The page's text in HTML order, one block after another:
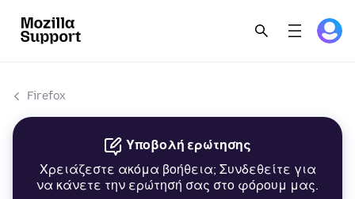
Firefox
Υποβολή ερώτησης
Χρειάζεστε ακόμα βοήθεια; Συνδεθείτε για
να κάνετε την ερώτησή σας στο φόρουμ μας.